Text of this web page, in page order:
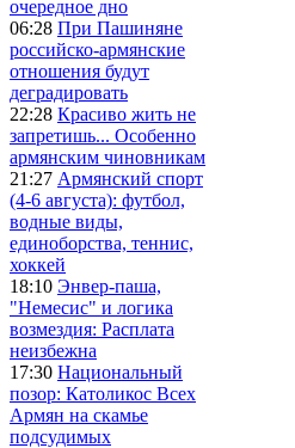
очередное дно
06:28 При Пашиняне
российско-армянские
отношения будут
деградировать
22:28 Красиво жить не
запретишь... Особенно
армянским чиновникам
21:27 Армянский спорт
(4-6 августа): футбол,
водные виды,
единоборства, теннис,
хоккей
18:10 Энвер-паша,
"Немесис" и логика
возмездия: Расплата
неизбежна
17:30 Национальный
позор: Католикос Всех
Армян на скамье
подсудимых